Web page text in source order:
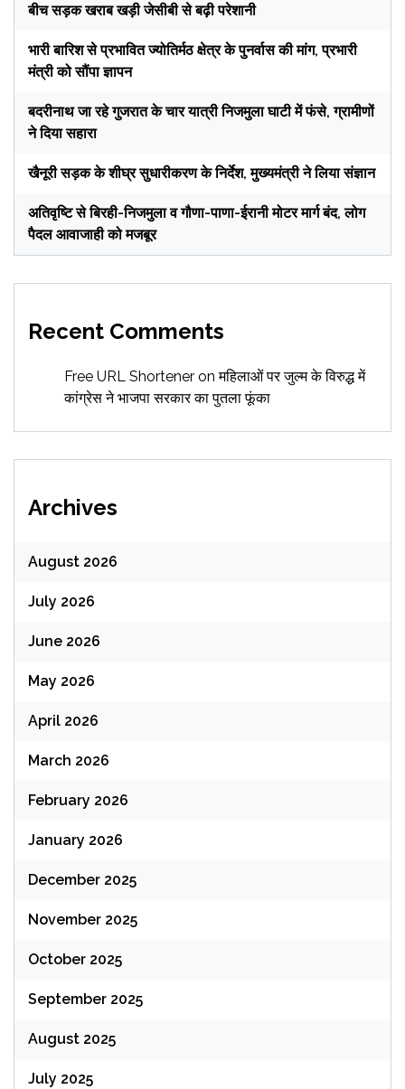
बीच सड़क खराब खड़ी जेसीबी से बढ़ी परेशानी
भारी बारिश से प्रभावित ज्योतिर्मठ क्षेत्र के पुनर्वास की मांग, प्रभारी
मंत्री को सौंपा ज्ञापन
बदरीनाथ जा रहे गुजरात के चार यात्री निजमुला घाटी में फंसे, ग्रामीणों
ने दिया सहारा
खैनूरी सड़क के शीघ्र सुधारीकरण के निर्देश, मुख्यमंत्री ने लिया संज्ञान
अतिवृष्टि से बिरही-निजमुला व गौणा-पाणा-ईरानी मोटर मार्ग बंद, लोग
पैदल आवाजाही को मजबूर
Recent Comments
Free URL Shortener onमहिलाओं पर जुल्म के विरुद्ध में
कांग्रेस ने भाजपा सरकार का पुतला फूंका
Archives
August 2026
July 2026
June 2026
May 2026
April 2026
March 2026
February 2026
January 2026
December 2025
November 2025
October 2025
September 2025
August 2025
July 2025